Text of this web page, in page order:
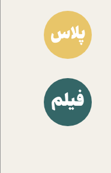
پلاس
فیلم